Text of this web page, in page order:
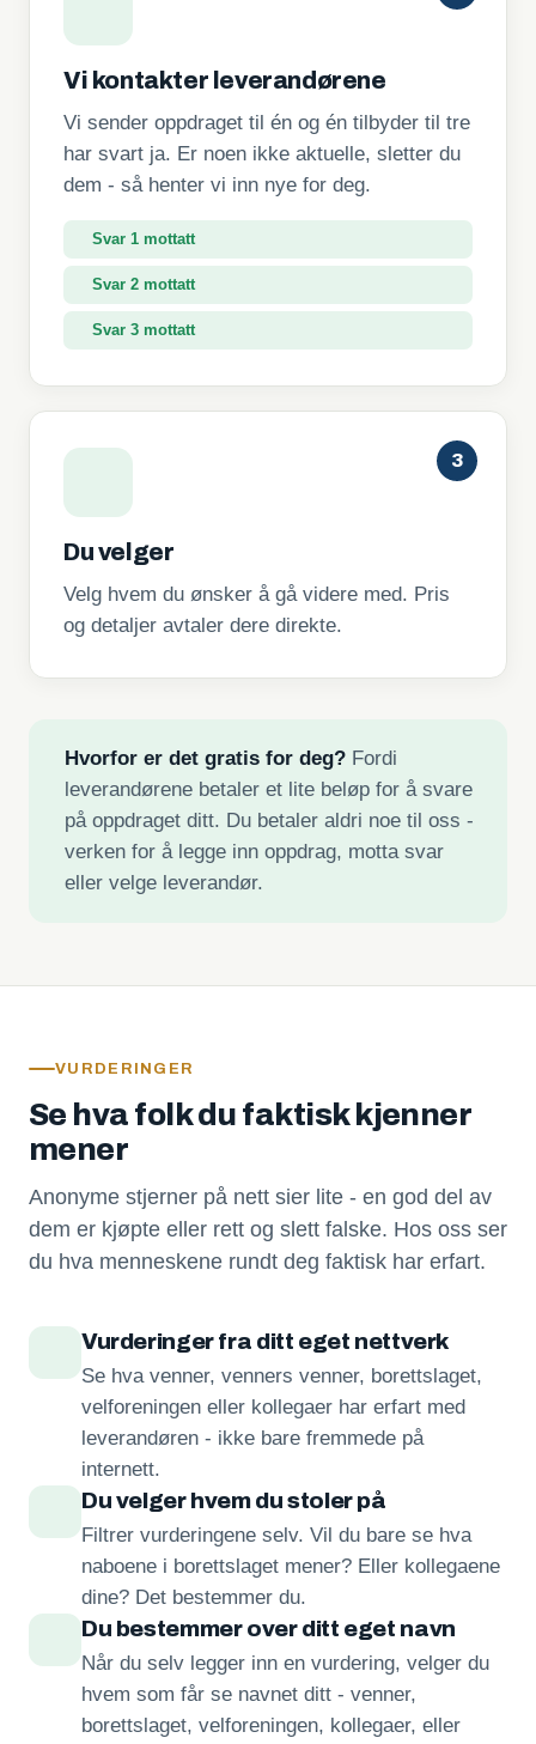
Vi kontakter leverandørene
Vi sender oppdraget til én og én tilbyder til tre
har svart ja. Er noen ikke aktuelle, sletter du
dem - så henter vi inn nye for deg.
Svar 1 mottatt
Svar 2 mottatt
Svar 3 mottatt
3
Du velger
Velg hvem du ønsker å gå videre med. Pris
og detaljer avtaler dere direkte.
Hvorfor er det gratis for deg?Fordi
leverandørene betaler et lite beløp for å svare
på oppdraget ditt. Du betaler aldri noe til oss -
verken for å legge inn oppdrag, motta svar
eller velge leverandør.
VURDERINGER
Se hva folk du faktisk kjenner
mener
Anonyme stjerner på nett sier lite - en god del av
dem er kjøpte eller rett og slett falske. Hos oss ser
du hva menneskene rundt deg faktisk har erfart.
Vurderinger fra ditt eget nettverk
Se hva venner, venners venner, borettslaget,
velforeningen eller kollegaer har erfart med
leverandøren - ikke bare fremmede på
internett.
Du velger hvem du stoler på
Filtrer vurderingene selv. Vil du bare se hva
naboene i borettslaget mener? Eller kollegaene
dine? Det bestemmer du.
Du bestemmer over ditt eget navn
Når du selv legger inn en vurdering, velger du
hvem som får se navnet ditt - venner,
borettslaget, velforeningen, kollegaer, eller